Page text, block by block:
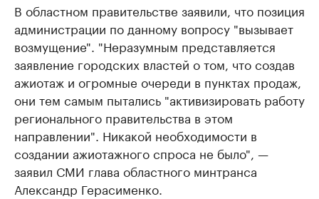
В областном правительстве заявили, что позиция
администрации по данному вопросу "вызывает
возмущение". "Неразумным представляется
заявление городских властей о том, что создав
ажиотаж и огромные очереди в пунктах продаж,
они тем самым пытались "активизировать работу
регионального правительства в этом
направлении". Никакой необходимости в
создании ажиотажного спроса не было", —
заявил СМИ глава областного минтранса
Александр Герасименко.​